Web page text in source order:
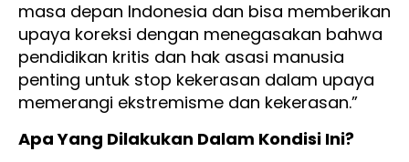
masa depan Indonesia dan bisa memberikan
upaya koreksi dengan menegasakan bahwa
pendidikan kritis dan hak asasi manusia
penting untuk stop kekerasan dalam upaya
memerangi ekstremisme dan kekerasan.”
Apa Yang Dilakukan Dalam Kondisi Ini?